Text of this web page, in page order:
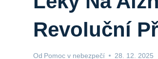
Revoluční
Od Pomoc v nebezpečí 28. 12. 2025